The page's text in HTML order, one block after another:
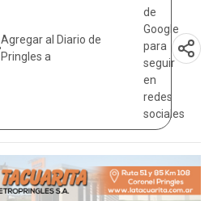
Agregar al Diario de
Pringles a